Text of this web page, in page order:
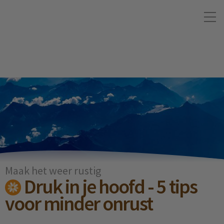
Maak het weer rustig
Druk in je hoofd - 5 tips
voor minder onrust